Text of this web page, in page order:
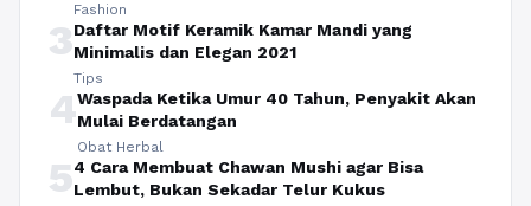
Fashion
3Daftar Motif Keramik Kamar Mandi yang
Minimalis dan Elegan 2021
Tips
4Waspada Ketika Umur 40 Tahun, Penyakit Akan
Mulai Berdatangan
Obat Herbal
54 Cara Membuat Chawan Mushi agar Bisa
Lembut, Bukan Sekadar Telur Kukus